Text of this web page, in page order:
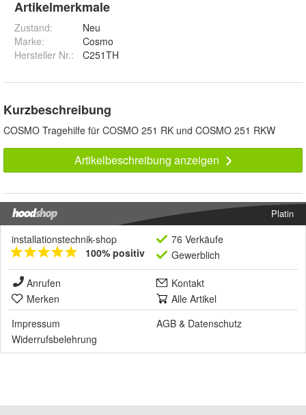
Artikelmerkmale
Zustand:
Neu
Marke:
Cosmo
Hersteller Nr.:
C251TH
Kurzbeschreibung
COSMO Tragehilfe für COSMO 251 RK und COSMO 251 RKW
Artikelbeschreibung anzeigen
Platin
installationstechnik-shop
100% positiv
76 Verkäufe
Gewerblich
Anrufen
Kontakt
Merken
Alle Artikel
Impressum
AGB & Datenschutz
Widerrufsbelehrung